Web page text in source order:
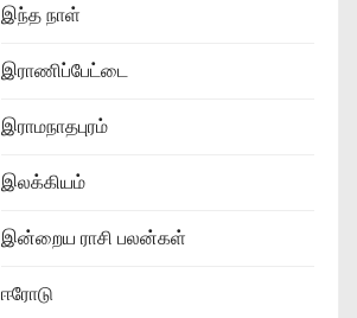
இந்த நாள்
இராணிப்பேட்டை
இராமநாதபுரம்
இலக்கியம்
இன்றைய ராசி பலன்கள்
ஈரோடு